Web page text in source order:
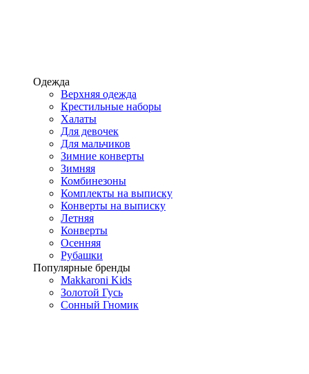
Одежда
Верхняя одежда
Крестильные наборы
Халаты
Для девочек
Для мальчиков
Зимние конверты
Зимняя
Комбинезоны
Комплекты на выписку
Конверты на выписку
Летняя
Конверты
Осенняя
Рубашки
Популярные бренды
Makkaroni Kids
Золотой Гусь
Сонный Гномик